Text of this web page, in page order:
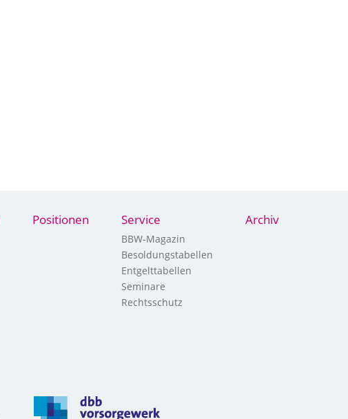
Positionen Service
BBW-Magazin
Besoldungstabellen
Entgelttabellen
Seminare
Rechtsschutz
Archiv